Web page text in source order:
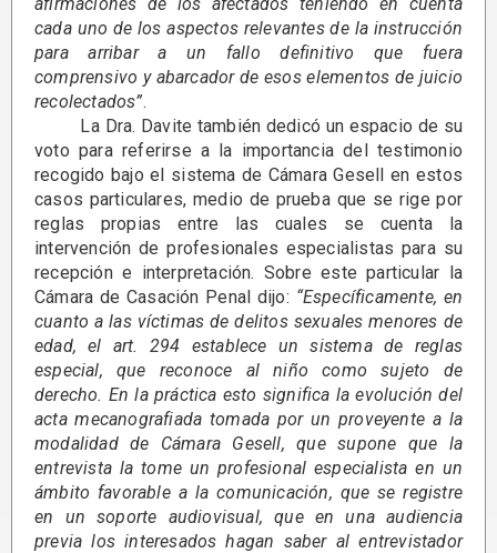
cada uno de los aspectos relevantes de la instrucción
para arribar a un fallo definitivo que fuera
comprensivo y abarcador de esos elementos de juicio
recolectados”.
La Dra. Davite también dedicó un espacio de su
voto para referirse a la importancia del testimonio
recogido bajo el sistema de Cámara Gesell en estos
casos particulares, medio de prueba que se rige por
reglas propias entre las cuales se cuenta la
intervención de profesionales especialistas para su
recepción e interpretación. Sobre este particular la
Cámara de Casación Penal dijo: “Específicamente, en
cuanto a las víctimas de delitos sexuales menores de
edad, el art. 294 establece un sistema de reglas
especial, que reconoce al niño como sujeto de
derecho. En la práctica esto significa la evolución del
acta mecanografiada tomada por un proveyente a la
modalidad de Cámara Gesell, que supone que la
entrevista la tome un profesional especialista en un
ámbito favorable a la comunicación, que se registre
en un soporte audiovisual, que en una audiencia
previa los interesados hagan saber al entrevistador